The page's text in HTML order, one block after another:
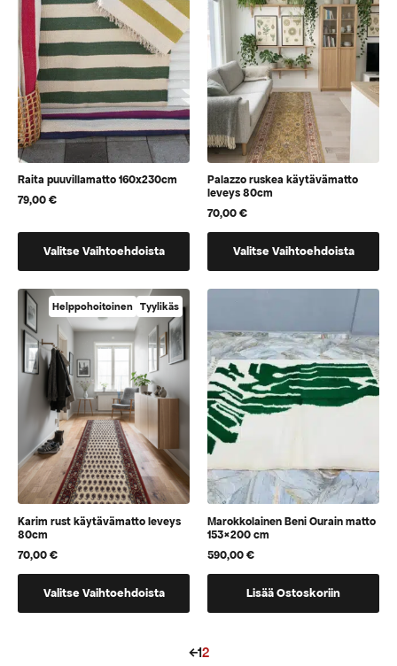
tehdä
valinnat
tuotteen
sivulla.
valita
tuotteen
sivulla
Raita puuvillamatto 160x230cm
79,00€
Valitse Vaihtoehdoista
useampi
muunnelma.
Voit
tehdä
valinnat
tuotteen
sivulla.
Palazzo ruskea käytävämatto
leveys 80cm
70,00€
Valitse Vaihtoehdoista
voidaan
valita
tuotteen
sivulla
Helppohoitoinen Tyylikäs
Karim rust käytävämatto leveys
80cm
70,00€
Valitse Vaihtoehdoista
tuotteella
Marokkolainen Beni Ourain matto
153×200 cm
590,00€
Lisää Ostoskoriin
←12